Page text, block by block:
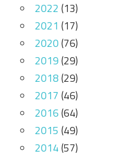
2022 (13)
2021 (17)
2020(76)
2019(29)
2018(29)
2017 (46)
2016(64)
2015 (49)
2014(57)